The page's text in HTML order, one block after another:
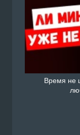
Время не